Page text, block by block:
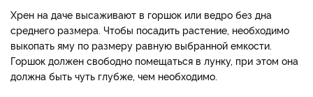
Хрен на даче высаживают в горшок или ведро без дна
среднего размера. Чтобы посадить растение, необходимо
выкопать яму по размеру равную выбранной емкости.
Горшок должен свободно помещаться в лунку, при этом она
должна быть чуть глубже, чем необходимо.